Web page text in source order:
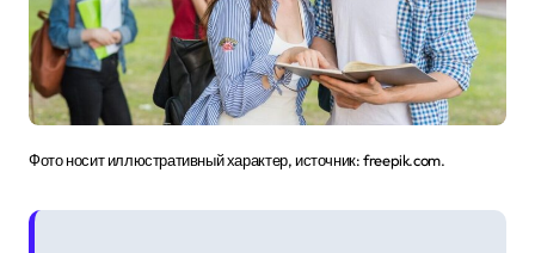
Фото носит иллюстративный характер, источник: freepik.com.